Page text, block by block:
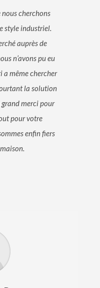
cherchons
style industriel.
auprès de
n’avons pu eu
a même chercher
la solution
grand merci pour
pour votre
enfin fiers